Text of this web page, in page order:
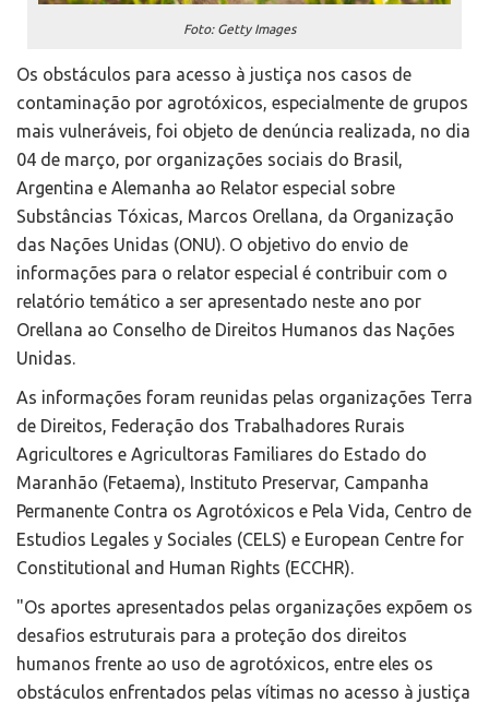
Foto: Getty Images
Os obstáculos para acesso à justiça nos casos de
contaminação por agrotóxicos, especialmente de grupos
mais vulneráveis, foi objeto de denúncia realizada, no dia
04 de março, por organizações sociais do Brasil,
Argentina e Alemanha ao Relator especial sobre
Substâncias Tóxicas, Marcos Orellana, da Organização
das Nações Unidas (ONU). O objetivo do envio de
informações para o relator especial é contribuir com o
relatório temático a ser apresentado neste ano por
Orellana ao Conselho de Direitos Humanos das Nações
Unidas.
As informações foram reunidas pelas organizações Terra
de Direitos, Federação dos Trabalhadores Rurais
Agricultores e Agricultoras Familiares do Estado do
Maranhão (Fetaema), Instituto Preservar, Campanha
Permanente Contra os Agrotóxicos e Pela Vida, Centro de
Estudios Legales y Sociales (CELS) e European Centre for
Constitutional and Human Rights (ECCHR).
"Os aportes apresentados pelas organizações expõem os
desafios estruturais para a proteção dos direitos
humanos frente ao uso de agrotóxicos, entre eles os
obstáculos enfrentados pelas vítimas no acesso à justiça